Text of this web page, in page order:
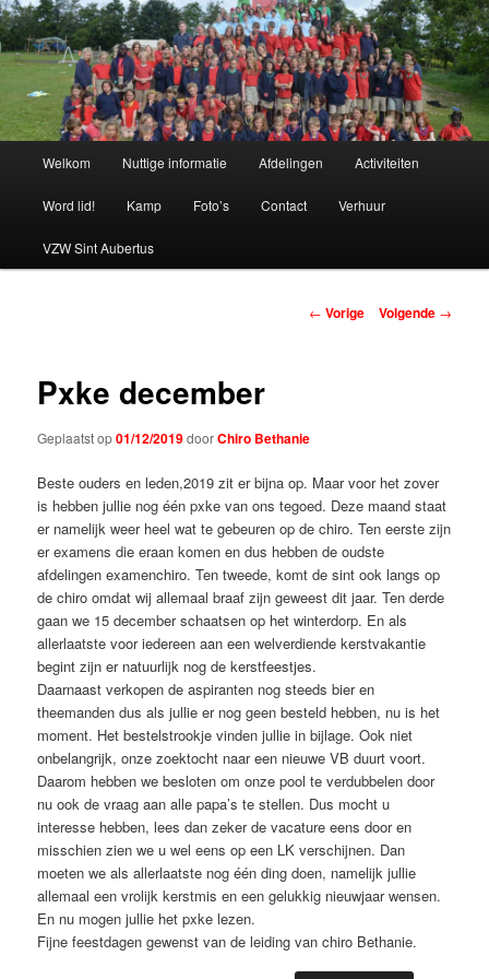
Spring
naar
de
inhoudChiro Bethanie
Welkom Nuttige informatie Afdelingen Activiteiten
Word lid! Kamp Foto’s Contact Verhuur
VZW Sint Aubertus
Berichtnavigatie
← Vorige Volgende →
Pxke december
Geplaatst op01/12/2019doorChiro Bethanie
Beste ouders en leden,2019 zit er bijna op. Maar voor het zover
is hebben jullie nog één pxke van ons tegoed. Deze maand staat
er namelijk weer heel wat te gebeuren op de chiro. Ten eerste zijn
er examens die eraan komen en dus hebben de oudste
afdelingen examenchiro. Ten tweede, komt de sint ook langs op
de chiro omdat wij allemaal braaf zijn geweest dit jaar. Ten derde
gaan we 15 december schaatsen op het winterdorp. En als
allerlaatste voor iedereen aan een welverdiende kerstvakantie
begint zijn er natuurlijk nog de kerstfeestjes.
Daarnaast verkopen de aspiranten nog steeds bier en
theemanden dus als jullie er nog geen besteld hebben, nu is het
moment. Het bestelstrookje vinden jullie in bijlage. Ook niet
onbelangrijk, onze zoektocht naar een nieuwe VB duurt voort.
Daarom hebben we besloten om onze pool te verdubbelen door
nu ook de vraag aan alle papa’s te stellen. Dus mocht u
interesse hebben, lees dan zeker de vacature eens door en
misschien zien we u wel eens op een LK verschijnen. Dan
moeten we als allerlaatste nog één ding doen, namelijk jullie
allemaal een vrolijk kerstmis en een gelukkig nieuwjaar wensen.
En nu mogen jullie het pxke lezen.
Fijne feestdagen gewenst van de leiding van chiro Bethanie.